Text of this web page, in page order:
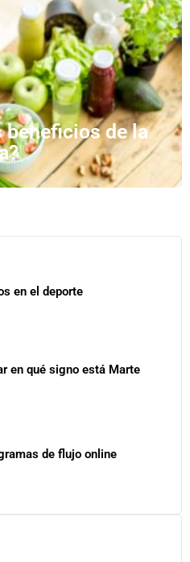
beneficios de la
en el deporte
en qué signo está Marte
de flujo online